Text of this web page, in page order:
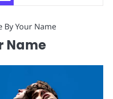
By Your Name
Name